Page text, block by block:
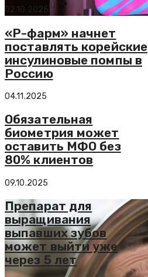
02.10.2025
«Р-фарм» начнет
поставлять корейские
инсулиновые помпы в
Россию
04.11.2025
Обязательная
биометрия может
оставить МФО без
80% клиентов
09.10.2025
Препарат для
выращивания
выпавших зубов
может выйти уже
через 5 лет